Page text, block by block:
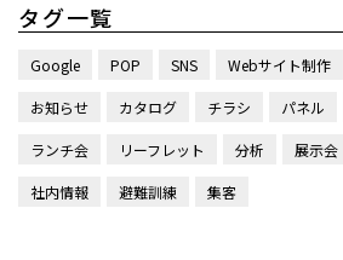
タグ一覧
Google POP SNS Webサイト制作
お知らせ カタログ チラシ パネル
ランチ会 リーフレット 分析 展示会
社内情報 避難訓練 集客